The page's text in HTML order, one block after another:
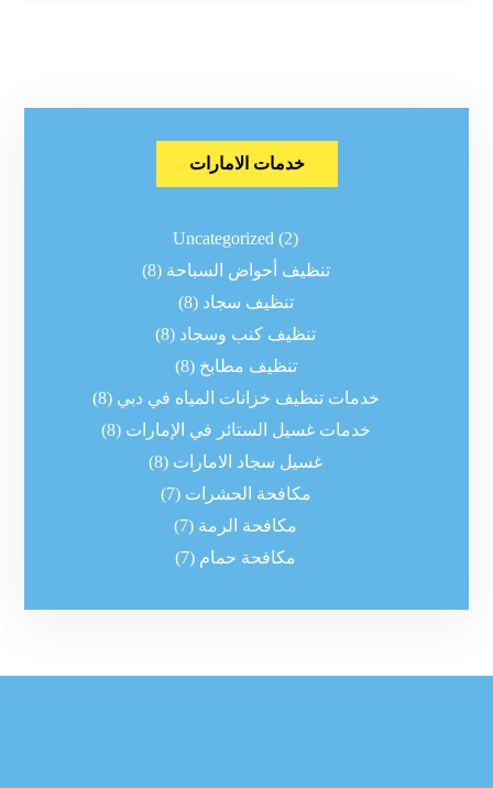
خدمات الامارات
Uncategorized (2)
تنظيف أحواض السباحة (8)
تنظيف سجاد (8)
تنظيف كنب وسجاد (8)
تنظيف مطابخ (8)
خدمات تنظيف خزانات المياه في دبي (8)
خدمات غسيل الستائر في الإمارات (8)
غسيل سجاد الامارات (8)
مكافحة الحشرات (7)
مكافحة الرمة (7)
مكافحة حمام (7)